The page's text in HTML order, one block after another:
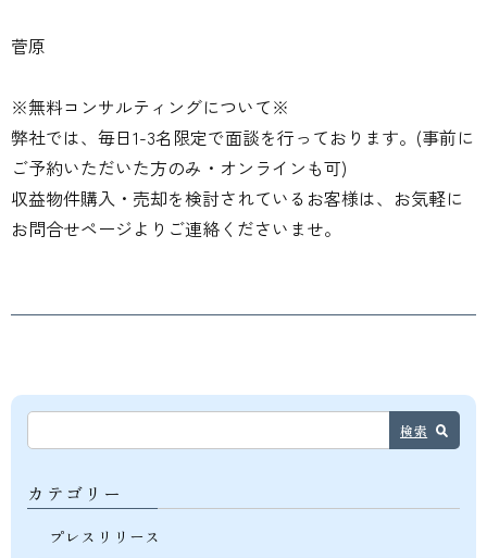
菅原
※無料コンサルティングについて※
弊社では、毎日1-3名限定で面談を行っております。(事前に
ご予約いただいた方のみ・オンラインも可)
収益物件購入・売却を検討されているお客様は、お気軽に
お問合せページよりご連絡くださいませ。
検索
カテゴリー
プレスリリース